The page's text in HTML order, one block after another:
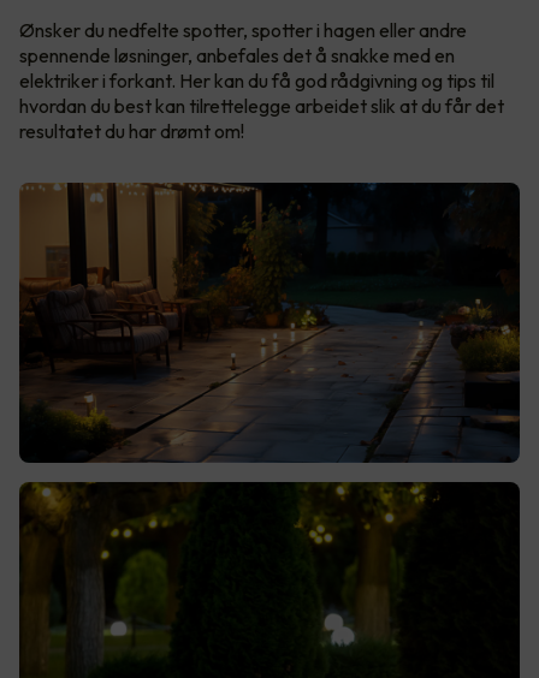
Ønsker du nedfelte spotter, spotter i hagen eller andre
spennende løsninger, anbefales det å snakke med en
elektriker i forkant. Her kan du få god rådgivning og tips til
hvordan du best kan tilrettelegge arbeidet slik at du får det
resultatet du har drømt om!